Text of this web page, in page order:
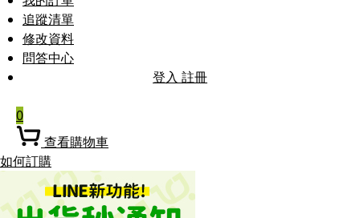
追蹤清單
修改資料
問答中心
登入 註冊
0
查看購物車
如何訂購